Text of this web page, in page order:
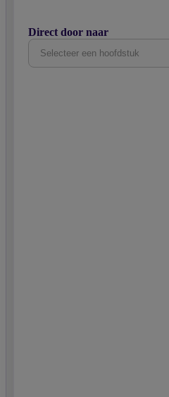
Direct door naar
Selecteer een hoofdstuk